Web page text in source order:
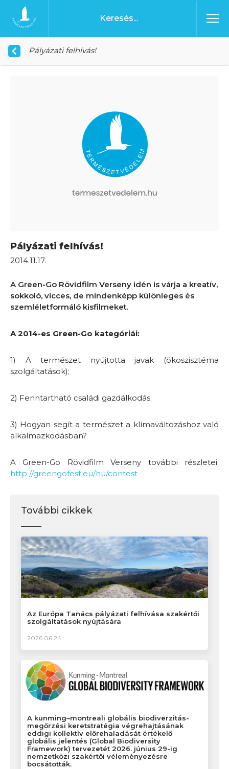
Ugrás a tartalomhoz
Főoldal
Pályázati felhívás!
Pályázati felhívás!
2014.11.17.
A Green-Go Rövidfilm Verseny idén is várja a kreatív,
sokkoló, vicces, de mindenképp különleges és
szemléletformáló kisfilmeket.
A 2014-es Green-Go kategóriái:
1) A természet nyújtotta javak (ökoszisztéma
szolgáltatások);
2) Fenntartható családi gazdálkodás;
3) Hogyan segít a természet a klímaváltozáshoz való
alkalmazkodásban?
A Green-Go Rövidfilm Verseny további részletei:
http://greengofest.eu/hu/contest
További cikkek
Az Európa Tanács pályázati felhívása szakértői
szolgáltatások nyújtására
2026.06.24.
A kunming–montreali globális biodiverzitás-
megőrzési keretstratégia végrehajtásának
eddigi kollektív előrehaladását értékelő
globális jelentés (Global Biodiversity
Framework) tervezetét 2026. június 29-ig
nemzetközi szakértői véleményezésre
bocsátották.